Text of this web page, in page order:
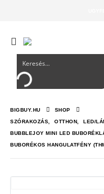
BIGBUY.HU SHOP
SZÓRAKOZÁS OTTHON LED/
BUBBLEJOY MINI LED
BUBORÉKOS HANGULATFÉNY